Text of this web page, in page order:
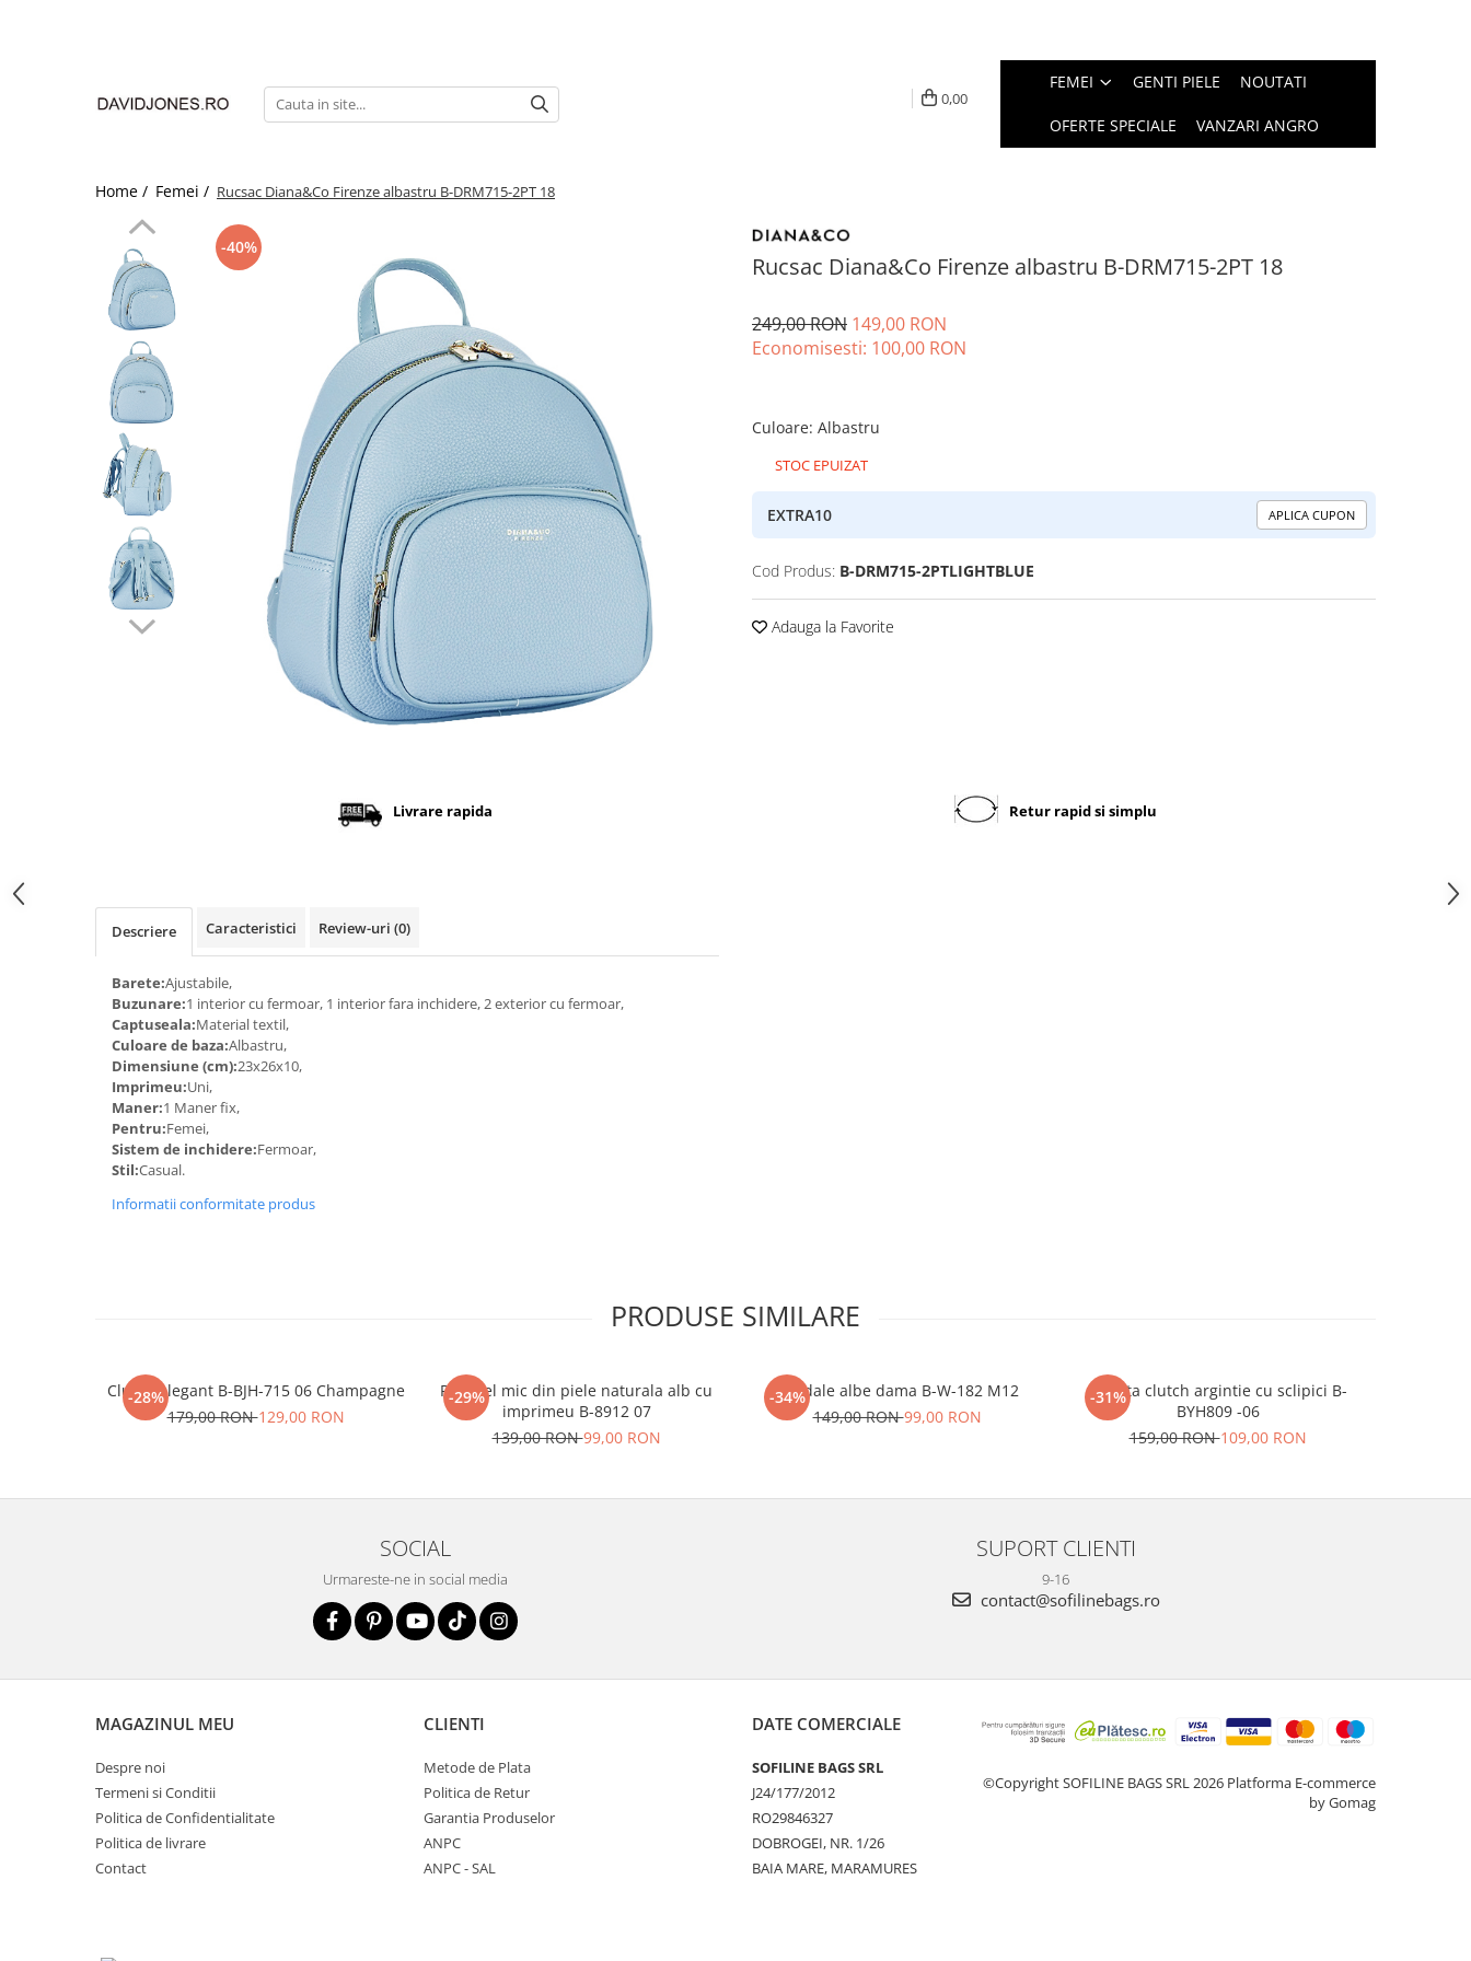
Camasi si topuri
Incaltaminte
Cizme si botine
Mocasini si balerini
0,00
FEMEI GENTI PIELE NOUTATI
OFERTE SPECIALE VANZARI ANGRO
Home / Femei / Rucsac Diana&Co Firenze albastru B-DRM715-2PT 18
Rucsac Diana&Co Firenze albastru B-DRM715-2PT 18
-40%
249,00 RON 149,00 RON
Economisesti: 100,00 RON
Culoare: Albastru
STOC EPUIZAT
EXTRA10 APLICA CUPON
Cod Produs: B-DRM715-2PTLIGHTBLUE
Adauga la Favorite
Livrare rapida Retur rapid si simplu
Descriere Caracteristici Review-uri (0)
Barete:Ajustabile,
Buzunare:1 interior cu fermoar, 1 interior fara inchidere, 2 exterior cu fermoar,
Captuseala:Material textil,
Culoare de baza:Albastru,
Dimensiune (cm):23x26x10,
Imprimeu:Uni,
Maner:1 Maner fix,
Pentru:Femei,
Sistem de inchidere:Fermoar,
Stil:Casual.
Informatii conformitate produs
PRODUSE SIMILARE
-28%
Clutch elegant B-BJH-715 06 Champagne
179,00 RON129,00 RON
-29%
Portofel mic din piele naturala alb cu
imprimeu B-8912 07
139,00 RON99,00 RON
-34%
Sandale albe dama B-W-182 M12
149,00 RON99,00 RON
-31%
Geanta clutch argintie cu sclipici B-
BYH809 -06
159,00 RON109,00 RON
SOCIAL
Urmareste-ne in social media
SUPORT CLIENTI
9-16
contact@sofilinebags.ro
MAGAZINUL MEU
Despre noi
Termeni si Conditii
Politica de Confidentialitate
Politica de livrare
Contact
CLIENTI
Metode de Plata
Politica de Retur
Garantia Produselor
ANPC
ANPC - SAL
DATE COMERCIALE
SOFILINE BAGS SRL
J24/177/2012
RO29846327
DOBROGEI, NR. 1/26
BAIA MARE, MARAMURES
©Copyright SOFILINE BAGS SRL 2026 Platforma E-commerce
by Gomag